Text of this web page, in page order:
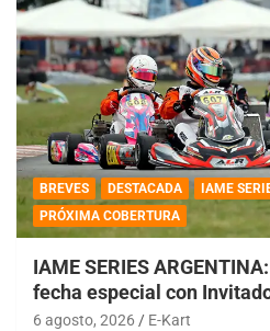
BREVES DESTACADA
IAME
PRÓXIMA COBERTURA
IAME SERIES
fecha especial con
6 agosto, 2026 E-Kart